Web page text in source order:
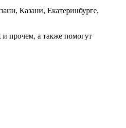
Казани, Екатеринбурге,
и прочем, а также помогут